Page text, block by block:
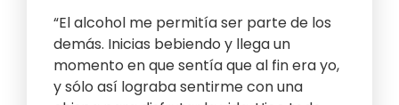
“El alcohol me permitía ser parte de los
demás. Inicias bebiendo y llega un
momento en que sentía que al fin era yo,
y sólo así lograba sentirme con una